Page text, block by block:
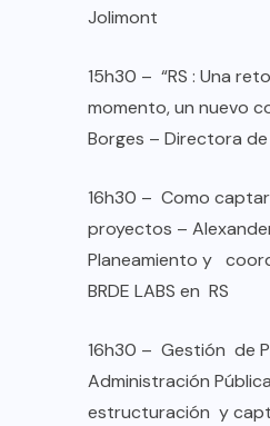
Jolimont
15h30 – “RS : Una
momento, un nuevo
Borges – Directora
16h30 – Como
proyectos –
Planeamiento y
BRDE LABS en RS
16h30 – Gestión de
Administración
estructuración y